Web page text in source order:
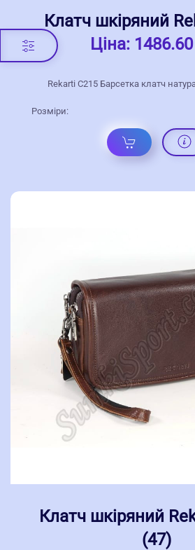
Клатч шкіряний
Ціна:
Rekarti С215 Барсетка клатч
Розміри:
Клатч шкіряний
(47)